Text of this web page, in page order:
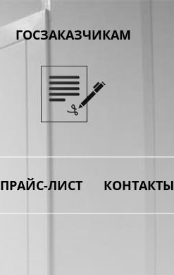
ГОСЗАКАЗЧИКАМ
ПРАЙС-ЛИСТ КОНТАКТЫ